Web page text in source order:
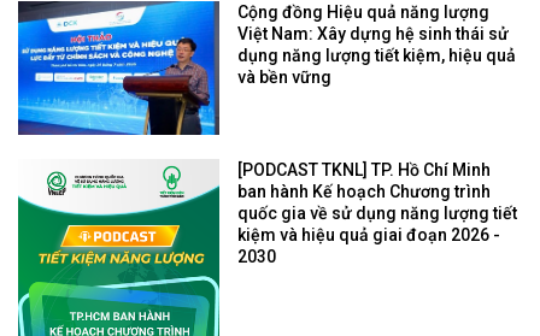
Cộng đồng Hiệu quả năng lượng
Việt Nam: Xây dựng hệ sinh thái sử
dụng năng lượng tiết kiệm, hiệu quả
và bền vững
[PODCAST TKNL] TP. Hồ Chí Minh
ban hành Kế hoạch Chương trình
quốc gia về sử dụng năng lượng tiết
kiệm và hiệu quả giai đoạn 2026 -
2030